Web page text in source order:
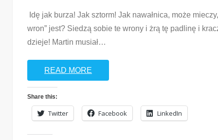
Idę jak burza! Jak sztorm! Jak nawałnica, może
wron” jest? Siedzą sobie te wrony i żrą tę padlinę i
dzieje! Martin musiał…
READ MORE
Share this:
Twitter Facebook LinkedIn